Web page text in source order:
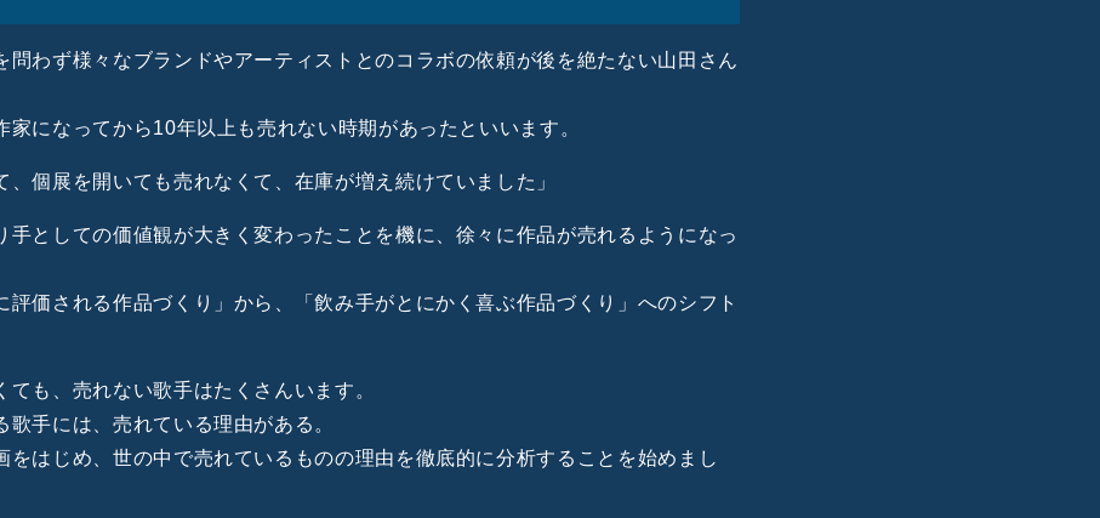
問わず様々なブランドやアーティストとのコラボの依頼が後を絶たない山田さん
家になってから10年以上も売れない時期があったといいます。
、個展を開いても売れなくて、在庫が増え続けていました」
手としての価値観が大きく変わったことを機に、徐々に作品が売れるようになっ
評価される作品づくり」から、「飲み手がとにかく喜ぶ作品づくり」へのシフト
ても、売れない歌手はたくさんいます。
歌手には、売れている理由がある。
をはじめ、世の中で売れているものの理由を徹底的に分析することを始めまし